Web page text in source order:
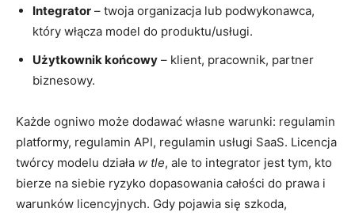
Integrator – twoja organizacja lub podwykonawca,
który włącza model do produktu/usługi.
Użytkownik końcowy – klient, pracownik, partner
biznesowy.
Każde ogniwo może dodawać własne warunki: regulamin
platformy, regulamin API, regulamin usługi SaaS. Licencja
twórcy modelu działa w tle, ale to integrator jest tym, kto
bierze na siebie ryzyko dopasowania całości do prawa i
warunków licencyjnych. Gdy pojawia się szkoda,